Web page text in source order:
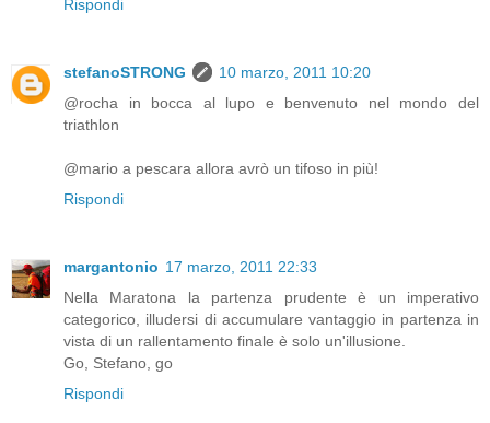
Rispondi
stefanoSTRONG
10 marzo, 2011 10:20
@rocha in bocca al lupo e benvenuto nel mondo del
triathlon
@mario a pescara allora avrò un tifoso in più!
Rispondi
margantonio 17 marzo, 2011 22:33
Nella Maratona la partenza prudente è un imperativo
categorico, illudersi di accumulare vantaggio in partenza in
vista di un rallentamento finale è solo un'illusione.
Go, Stefano, go
Rispondi